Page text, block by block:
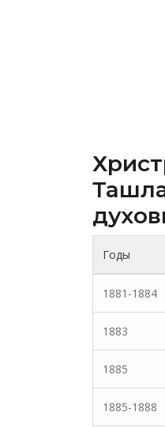
Годы
1881-1884
1883
1885
1885-1888